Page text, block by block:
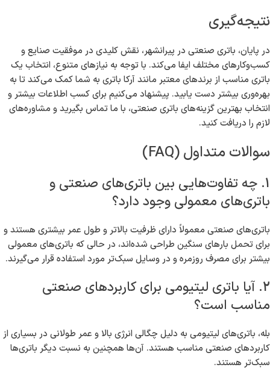
نتیجه‌گیری
در پایان، باتری صنعتی در پیرانشهر، نقش کلیدی در موفقیت صنایع و
کسب‌وکارهای مختلف ایفا می‌کند. با توجه به نیازهای متنوع، انتخاب یک
باتری مناسب از برندهای معتبر مانند آرکا باتری به شما کمک می‌کند تا به
بهره‌وری بیشتر دست یابید. پیشنهاد می‌کنیم برای کسب اطلاعات بیشتر و
انتخاب بهترین گزینه‌های باتری صنعتی، با ما تماس بگیرید و مشاوره‌های
لازم را دریافت کنید.
سوالات متداول (FAQ)
1. چه تفاوت‌هایی بین باتری‌های صنعتی و
باتری‌های معمولی وجود دارد؟
باتری‌های صنعتی معمولاً دارای ظرفیت بالاتر و طول عمر بیشتری هستند و
برای تحمل بارهای سنگین طراحی شده‌اند، در حالی که باتری‌های معمولی
بیشتر برای مصرف روزمره و در وسایل سبک‌تر مورد استفاده قرار می‌گیرند.
2. آیا باتری لیتیومی برای کاربردهای صنعتی
مناسب است؟
بله، باتری‌های لیتیومی به دلیل چگالی انرژی بالا و عمر طولانی در بسیاری از
کاربردهای صنعتی مناسب هستند. آن‌ها همچنین به نسبت دیگر باتری‌ها
سبک‌تر هستند.